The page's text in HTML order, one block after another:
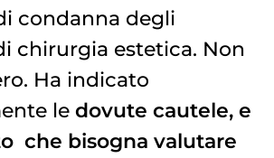
condanna degli
chirurgia estetica. Non
Ha indicato
le dovute cautele, e
che bisogna valutare